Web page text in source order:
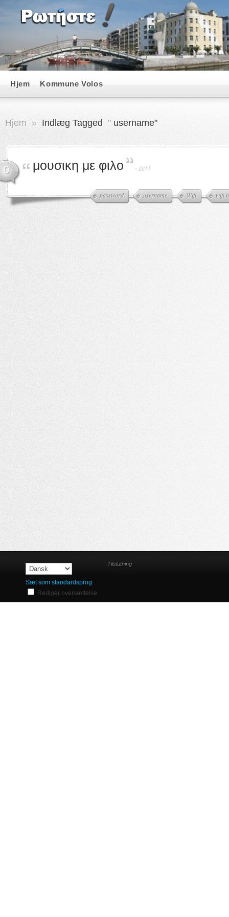
Hjem Kommune Volos
Hjem » Indlæg Tagged " username"
0 μουσικη με φιλο - jjjj13
password username Wifi wifi
Sæt som standardsprog
Redigér oversættelse
Tilslutning